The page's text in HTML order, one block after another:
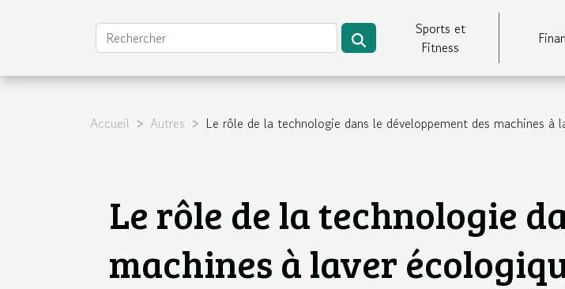
Sports et
Fitness
Accueil Autres Le rôle de la technologie dans le développement des machines à
Le rôle de la technologie
machines à laver